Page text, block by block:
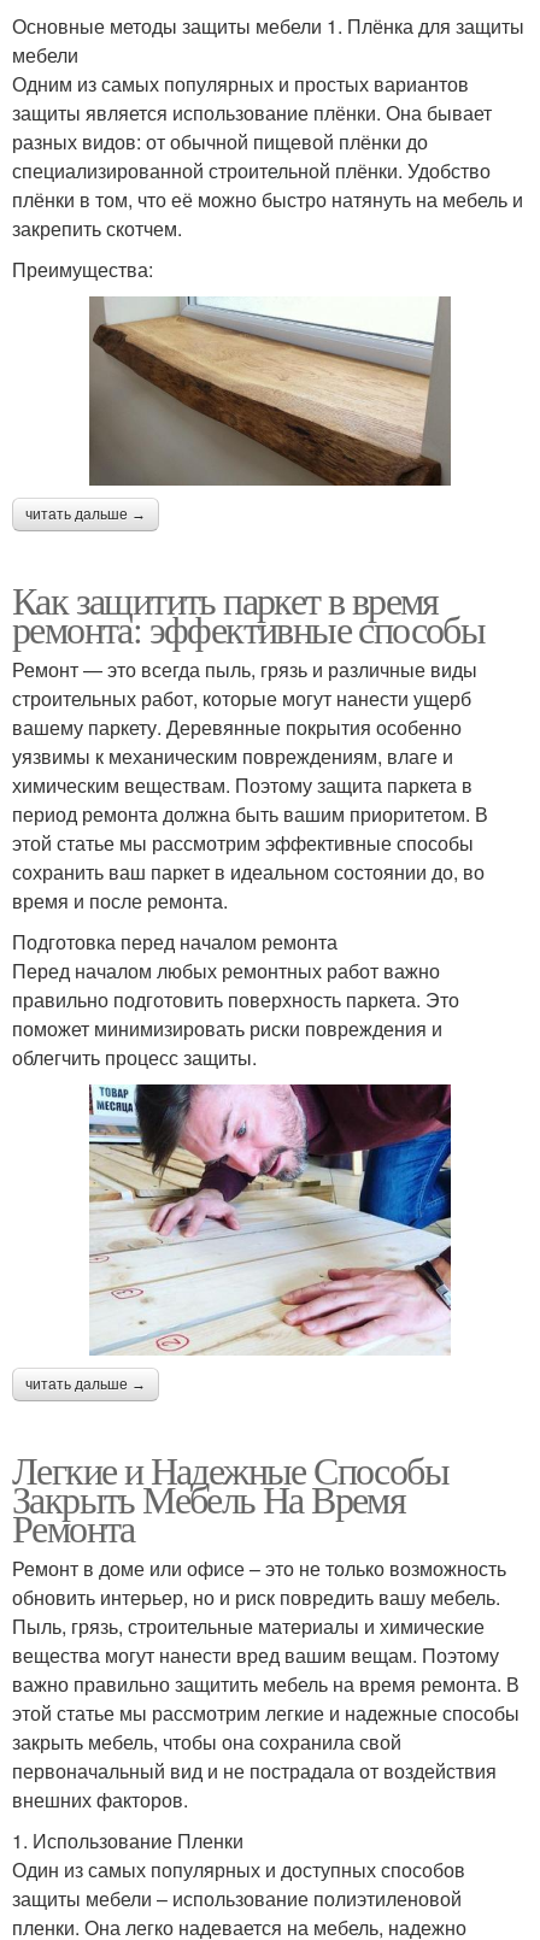
Основные методы защиты мебели 1. Плёнка для защиты
мебели
Одним из самых популярных и простых вариантов
защиты является использование плёнки. Она бывает
разных видов: от обычной пищевой плёнки до
специализированной строительной плёнки. Удобство
плёнки в том, что её можно быстро натянуть на мебель и
закрепить скотчем.
Преимущества:
читать дальше →
Как защитить паркет в время
ремонта: эффективные способы
Ремонт — это всегда пыль, грязь и различные виды
строительных работ, которые могут нанести ущерб
вашему паркету. Деревянные покрытия особенно
уязвимы к механическим повреждениям, влаге и
химическим веществам. Поэтому защита паркета в
период ремонта должна быть вашим приоритетом. В
этой статье мы рассмотрим эффективные способы
сохранить ваш паркет в идеальном состоянии до, во
время и после ремонта.
Подготовка перед началом ремонта
Перед началом любых ремонтных работ важно
правильно подготовить поверхность паркета. Это
поможет минимизировать риски повреждения и
облегчить процесс защиты.
читать дальше →
Легкие и Надежные Способы
Закрыть Мебель На Время
Ремонта
Ремонт в доме или офисе – это не только возможность
обновить интерьер, но и риск повредить вашу мебель.
Пыль, грязь, строительные материалы и химические
вещества могут нанести вред вашим вещам. Поэтому
важно правильно защитить мебель на время ремонта. В
этой статье мы рассмотрим легкие и надежные способы
закрыть мебель, чтобы она сохранила свой
первоначальный вид и не пострадала от воздействия
внешних факторов.
1. Использование Пленки
Один из самых популярных и доступных способов
защиты мебели – использование полиэтиленовой
пленки. Она легко надевается на мебель, надежно